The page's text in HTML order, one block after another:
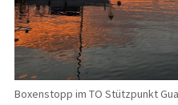
Boxenstopp im TO Stützpunkt